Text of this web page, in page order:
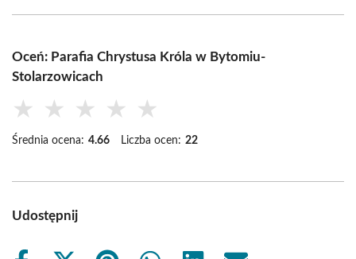
Oceń: Parafia Chrystusa Króla w Bytomiu-
Stolarzowicach
★ ★ ★ ★ ★
Średnia ocena: 4.66 Liczba ocen: 22
Udostępnij